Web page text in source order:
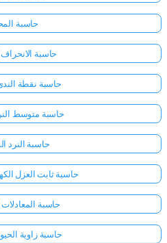
حاسبة
حاسبة
حاسبة نقطة
حاسبة متوسط
حاسبة النرد
حاسبة ثابت العزل
حاسبة المعادلات
حاسبة زاوية